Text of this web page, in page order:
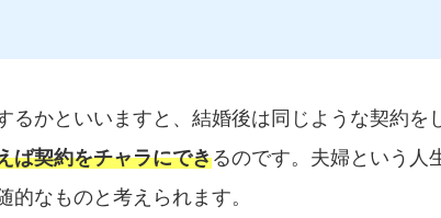
るかといいますと、結婚後は同じような契約を
ば契約をチャラにできるのです。夫婦という人
的なものと考えられます。